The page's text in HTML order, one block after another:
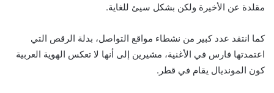
مقلدة عن الأخيرة ولكن بشكل سيئ للغاية.
كما انتقد عدد كبير من نشطاء مواقع التواصل، بدلة الرقص التي
اعتمدتها فارس في الأغنية، مشيرين إلى أنها لا تعكس الهوية العربية
كون المونديال يقام في قطر.